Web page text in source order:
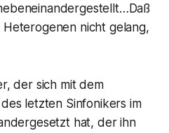
nicht gelang,
der sich mit dem
letzten Sinfonikers im
hat, der ihn